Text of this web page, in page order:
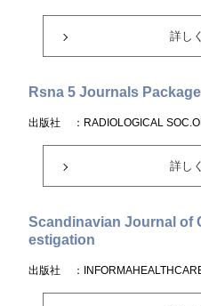
詳し
Rsna 5 Journals Package
出版社 ：RADIOLOGICAL
詳し
Scandinavian Journal of
estigation
出版社 ：